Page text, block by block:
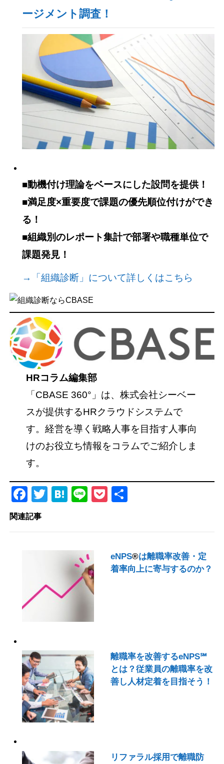
ージメント調査！
■動機付け理論をベースにした設問を提供！
■満足度×重要度で課題の優先順位付けができ
る！
■組織別のレポート集計で部署や職種単位で
課題発見！
→「組織診断」について詳しくはこちら
HRコラム編集部
「CBASE 360°」は、株式会社シーベー
スが提供するHRクラウドシステムで
す。経営を導く戦略人事を目指す人事向
けのお役立ち情報をコラムでご紹介しま
す。
Facebook
Twitter
Hatena
LinePocket
関連記事
eNPS®は離職率改善・定
着率向上に寄与するのか？
離職率を改善するeNPS℠
とは？従業員の離職率を改
善し人材定着を目指そう！
リファラル採用で離職防